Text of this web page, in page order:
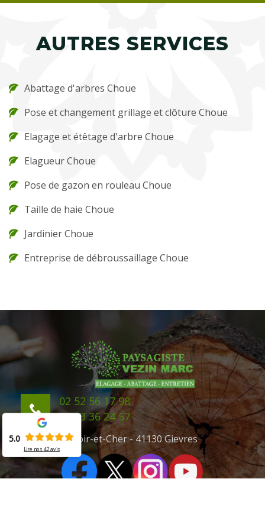
AUTRES SERVICES
Abattage d'arbres Choue
Pose et changement grillage et clôture Choue
Elagage et étêtage d'arbre Choue
Elagueur Choue
Pose de gazon en rouleau Choue
Taille de haie Choue
Jardinier Choue
Entreprise de débroussaillage Choue
02 52 56 17 98
06 43 36 24 57
41 Loir-et-Cher - 41130 Gievres
5.0
Lire nos 42avis